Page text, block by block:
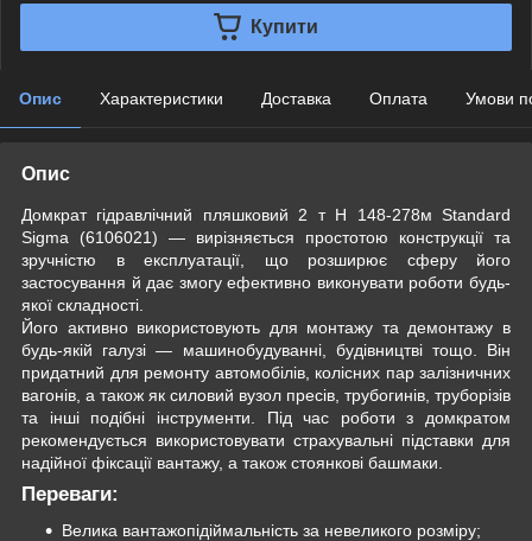
Купити
Опис Характеристики Доставка Оплата Умови
Опис
Домкрат гідравлічний пляшковий 2 т H 148-278м Standard
Sigma (6106021) — вирізняється простотою конструкції та
зручністю в експлуатації, що розширює сферу його
застосування й дає змогу ефективно виконувати роботи будь-
якої складності.
Його активно використовують для монтажу та демонтажу в
будь-якій галузі — машинобудуванні, будівництві тощо. Він
придатний для ремонту автомобілів, колісних пар залізничних
вагонів, а також як силовий вузол пресів, трубогинів, труборізів
та інші подібні інструменти. Під час роботи з домкратом
рекомендується використовувати страхувальні підставки для
надійної фіксації вантажу, а також стоянкові башмаки.
Переваги:
Велика вантажопідіймальність за невеликого розміру;